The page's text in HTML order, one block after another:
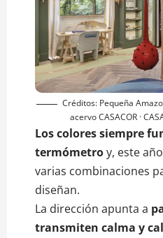
Créditos: Pequeña
acervo CASACOR ·
Los colores siempre
termómetroy, este
varias combinaciones
diseñan.
La dirección apunta a
transmiten calma y